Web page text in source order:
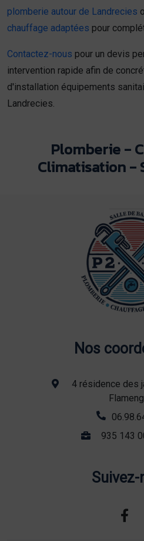
plomberie autour de Landrecies
chauffage adaptées pour
Contactez-nous pour un devis
intervention rapide afin de
d'installation équipements
Landrecies.
Plomberie -
Climatisation -
Nos
4 résidence des
935 143
Suivez-